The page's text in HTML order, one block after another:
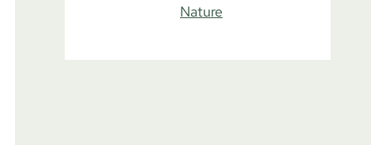
Nature